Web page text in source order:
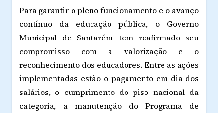
Para garantir o pleno funcionamento e o avanço
contínuo da educação pública, o Governo
Municipal de Santarém tem reafirmado seu
compromisso com a valorização e o
reconhecimento dos educadores. Entre as ações
implementadas estão o pagamento em dia dos
salários, o cumprimento do piso nacional da
categoria, a manutenção do Programa de